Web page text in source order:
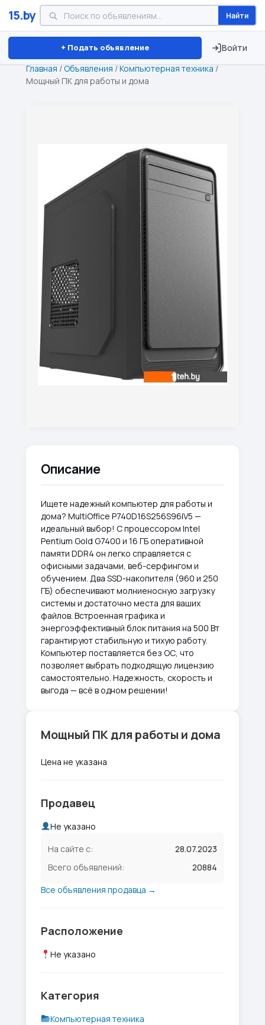
15.by Найти
+ Подать объявление Войти
Минск Витебск Брест ⏱ ТОЛЬКО 15 ДНЕЙ
Главная /Объявления /Компьютерная техника /
Мощный ПК для работы и дома
Описание
Ищете надежный компьютер для работы и
дома? MultiOffice P740D16S256S96IV5 —
идеальный выбор! С процессором Intel
Pentium Gold G7400 и 16 ГБ оперативной
памяти DDR4 он легко справляется с
офисными задачами, веб-серфингом и
обучением. Два SSD-накопителя (960 и 250
ГБ) обеспечивают молниеносную загрузку
системы и достаточно места для ваших
файлов. Встроенная графика и
энергоэффективный блок питания на 500 Вт
гарантируют стабильную и тихую работу.
Компьютер поставляется без ОС, что
позволяет выбрать подходящую лицензию
самостоятельно. Надежность, скорость и
выгода — всё в одном решении!
Мощный ПК для работы и дома
Цена не указана
Продавец
Не указано
На сайте с:
28.07.2023
Всего объявлений:
20884
Все объявления продавца →
Расположение
Не указано
Категория
Компьютерная техника